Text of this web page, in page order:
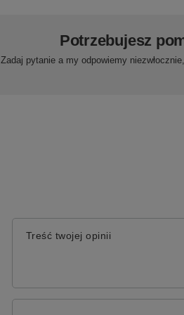
Potrzebujesz
Zadaj pytanie a my odpowiemy
Treść twojej opinii